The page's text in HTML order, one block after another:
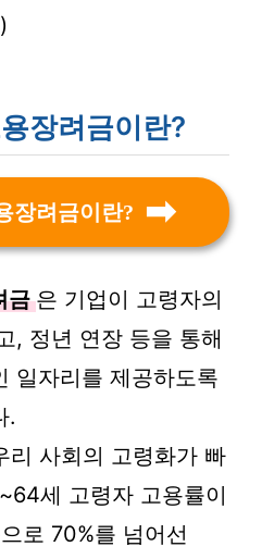
장려금이란?
장려금이란?
금 은 기업이 고령자의
, 정년 연장 등을 통해
일자리를 제공하도록
.
사회의 고령화가 빠
세 고령자 고용률이
로 70%를 넘어선